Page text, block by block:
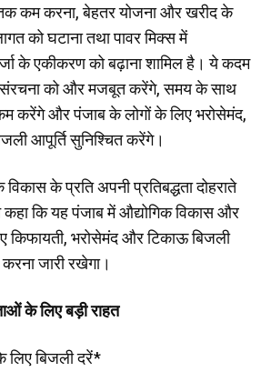
कम करना, बेहतर योजना और खरीद के
को घटाना तथा पावर मिक्स में
के एकीकरण को बढ़ाना शामिल है। ये कदम
संरचना को और मजबूत करेंगे, समय के साथ
कम करेंगे और पंजाब के लोगों के लिए भरोसेमंद,
आपूर्ति सुनिश्चित करेंगे।
के प्रति अपनी प्रतिबद्धता दोहराते
कहा कि यह पंजाब में औद्योगिक विकास और
किफायती, भरोसेमंद और टिकाऊ बिजली
जारी रखेगा।
के लिए बड़ी राहत
लिए बिजली दरें*